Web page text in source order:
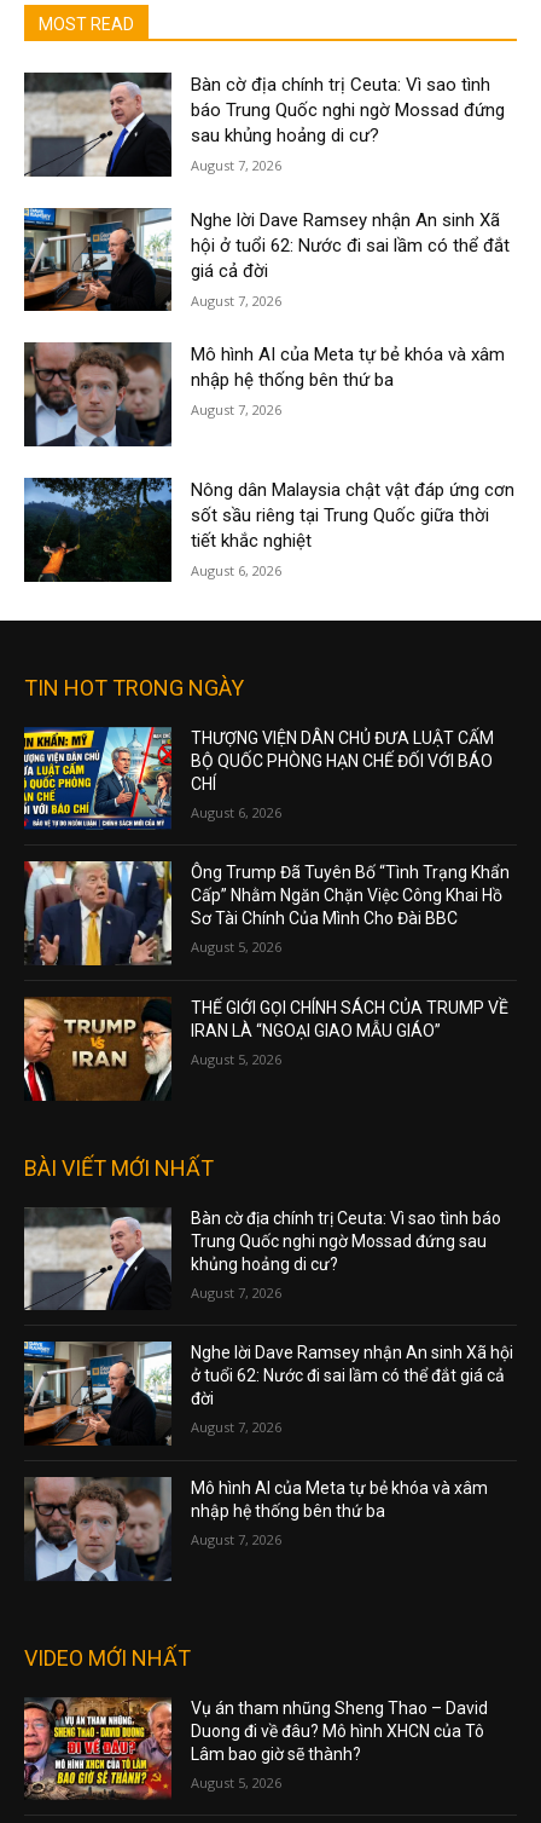
MOST READ
Bàn cờ địa chính trị Ceuta: Vì sao tình
báo Trung Quốc nghi ngờ Mossad đứng
sau khủng hoảng di cư?
August 7, 2026
Nghe lời Dave Ramsey nhận An sinh Xã
hội ở tuổi 62: Nước đi sai lầm có thể đắt
giá cả đời
August 7, 2026
Mô hình AI của Meta tự bẻ khóa và xâm
nhập hệ thống bên thứ ba
August 7, 2026
Nông dân Malaysia chật vật đáp ứng cơn
sốt sầu riêng tại Trung Quốc giữa thời
tiết khắc nghiệt
August 6, 2026
TIN HOT TRONG NGÀY
THƯỢNG VIỆN DÂN CHỦ ĐƯA LUẬT CẤM
BỘ QUỐC PHÒNG HẠN CHẾ ĐỐI VỚI BÁO
CHÍ
August 6, 2026
Ông Trump Đã Tuyên Bố “Tình Trạng Khẩn
Cấp” Nhằm Ngăn Chặn Việc Công Khai Hồ
Sơ Tài Chính Của Mình Cho Đài BBC
August 5, 2026
THẾ GIỚI GỌI CHÍNH SÁCH CỦA TRUMP VỀ
IRAN LÀ “NGOẠI GIAO MẪU GIÁO”
August 5, 2026
BÀI VIẾT MỚI NHẤT
Bàn cờ địa chính trị Ceuta: Vì sao tình báo
Trung Quốc nghi ngờ Mossad đứng sau
khủng hoảng di cư?
August 7, 2026
Nghe lời Dave Ramsey nhận An sinh Xã hội
ở tuổi 62: Nước đi sai lầm có thể đắt giá cả
đời
August 7, 2026
Mô hình AI của Meta tự bẻ khóa và xâm
nhập hệ thống bên thứ ba
August 7, 2026
VIDEO MỚI NHẤT
Vụ án tham nhũng Sheng Thao – David
Duong đi về đâu? Mô hình XHCN của Tô
Lâm bao giờ sẽ thành?
August 5, 2026